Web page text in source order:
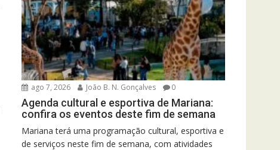
ago 7, 2026 João B. N. Gonçalves 0
Agenda cultural e esportiva de Mariana:
confira os eventos deste fim de semana
Mariana terá uma programação cultural, esportiva e
de serviços neste fim de semana, com atividades